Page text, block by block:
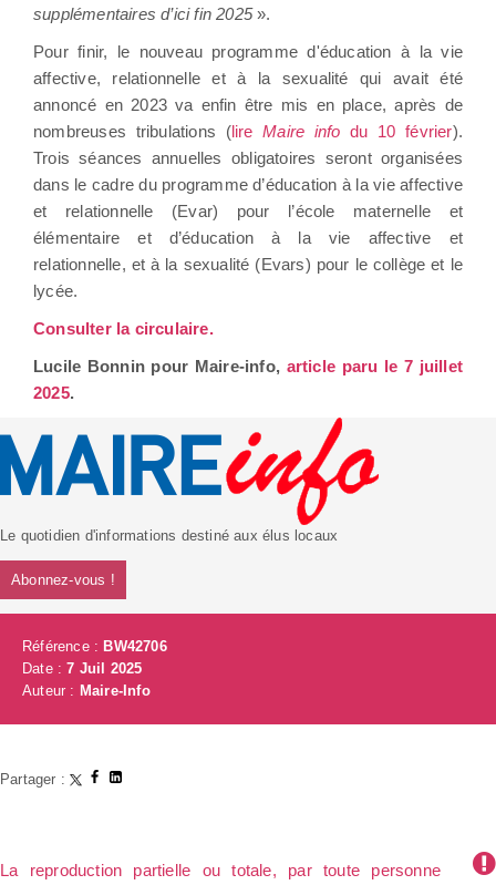
supplémentaires d’ici fin 2025».
Pour finir, le nouveau programme d'éducation à la vie
affective, relationnelle et à la sexualité qui avait été
annoncé en 2023 va enfin être mis en place, après de
nombreuses tribulations (lireMaire info du 10 février).
Trois séances annuelles obligatoires seront organisées
dans le cadre du programme d’éducation à la vie affective
et relationnelle (Evar) pour l’école maternelle et
élémentaire et d’éducation à la vie affective et
relationnelle, et à la sexualité (Evars) pour le collège et le
lycée.
Consulter la circulaire.
Lucile Bonnin pour Maire-info, article paru le 7 juillet
2025.
Le quotidien d'informations destiné aux élus locaux
Abonnez-vous !
Référence : BW42706
Date :7 Juil 2025
Auteur : Maire-Info
Partager :
La reproduction partielle ou totale, par toute personne